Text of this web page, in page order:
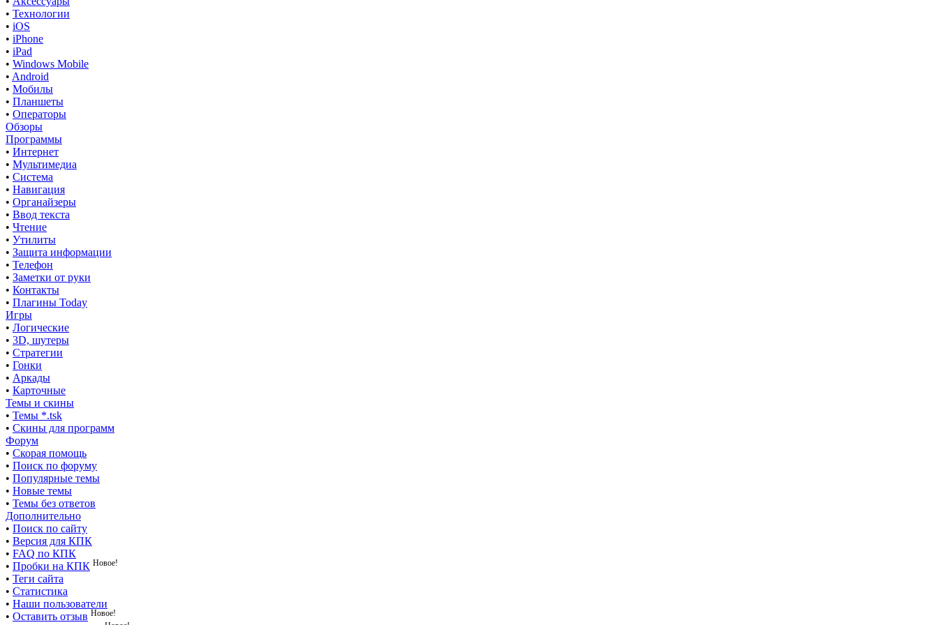
• Технологии
• iOS
• iPhone
• iPad
• Windows Mobile
• Android
• Мобилы
• Планшеты
• Операторы
Обзоры
Программы
• Интернет
• Мультимедиа
• Система
• Навигация
• Органайзеры
• Ввод текста
• Чтение
• Утилиты
• Защита информации
• Телефон
• Заметки от руки
• Контакты
• Плагины Today
Игры
• Логические
• 3D, шутеры
• Стратегии
• Гонки
• Аркады
• Карточные
Темы и скины
• Темы *.tsk
• Скины для программ
Форум
• Скорая помощь
• Поиск по форуму
• Популярные темы
• Новые темы
• Темы без ответов
Дополнительно
• Поиск по сайту
• Версия для КПК
• FAQ по КПК
• Пробки на КПК Новое!
• Теги сайта
• Статистика
• Наши пользователи
• Оставить отзыв Новое!